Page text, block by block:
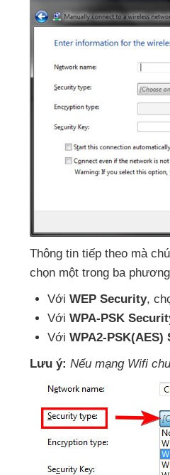
Thông tin tiếp theo mà
chọn một trong ba
Với WEP Security,
Với WPA-PSK
Với WPA2-PSK(AES)
Lưu ý: Nếu mạng Wifi